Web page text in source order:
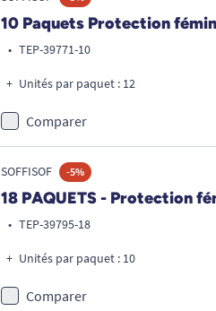
10 Paquets Protection
• TEP-39771-10
Unités par paquet : 12
Comparer
SOFFISOF -5%
18 PAQUETS - Protection
• TEP-39795-18
Unités par paquet : 10
Comparer